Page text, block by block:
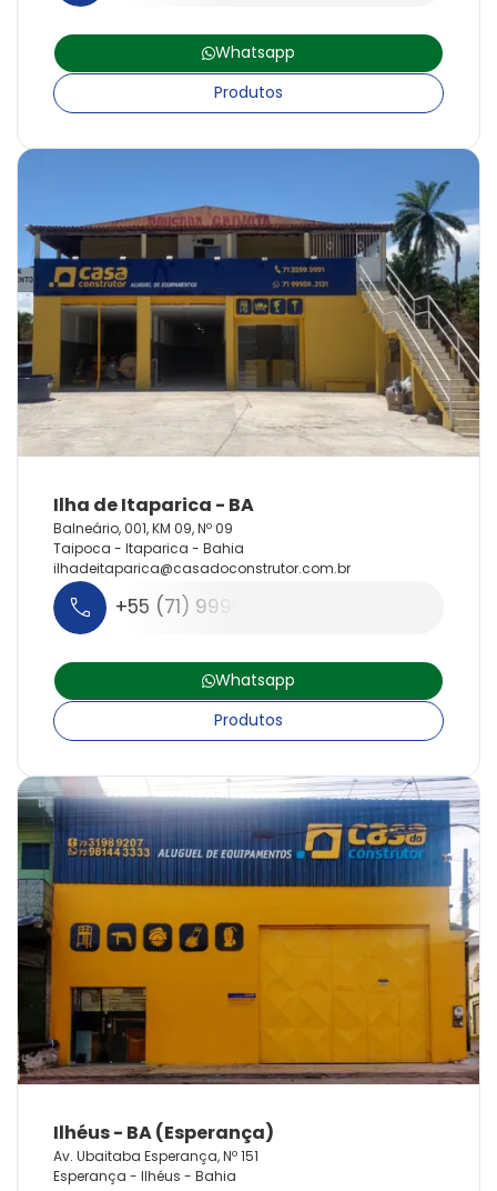
Whatsapp
Produtos
Balneário, 001, KM 09, Nº 09
Taipoca - Itaparica - Bahia
ilhadeitaparica@casadoconstrutor.com.br
+55 (71) 99959-3131
Whatsapp
Produtos
Av. Ubaitaba Esperança, Nº 151
Esperança - Ilhéus - Bahia